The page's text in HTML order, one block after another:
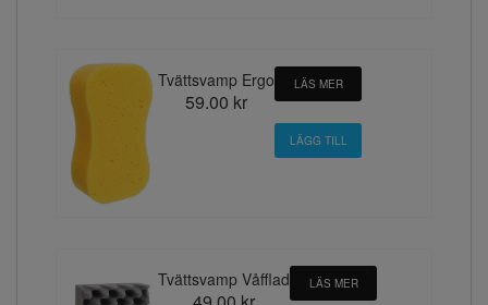
Tvättsvamp Ergo
59.00 kr
LÄS MER
Tvättsvamp Våfflad LÄS MER